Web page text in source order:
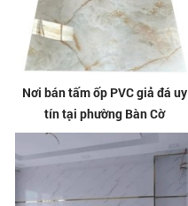
Nơi bán tấm ốp PVC giả đá uy
tín tại phường Bàn Cờ